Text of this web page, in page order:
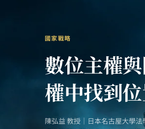
國家戰略
數位主權
權中找到
陳弘益 教授｜日本名古屋大學